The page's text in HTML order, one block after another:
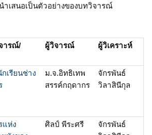
ำเสนอเป็นตัวอย่างของบทวิจารณ์
ารณ์/
ผู้วิจารณ์ ผู้วิเคราะห์
เรียนช่าง
ม.จ.อิทธิเทพ
สรรค์กฤดากร
จักรพันธ์
วิลาสินีกุล
แห่ง
ศิลป์ พีระศรี
จักรพันธ์